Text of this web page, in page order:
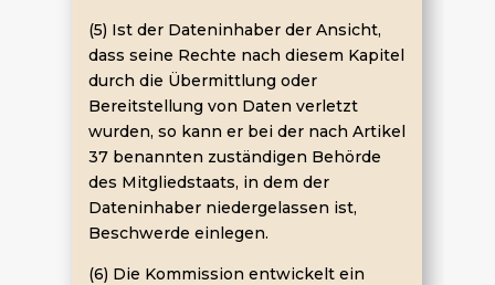
(5) Ist der Dateninhaber der Ansicht,
dass seine Rechte nach diesem Kapitel
durch die Übermittlung oder
Bereitstellung von Daten verletzt
wurden, so kann er bei der nach Artikel
37 benannten zuständigen Behörde
des Mitgliedstaats, in dem der
Dateninhaber niedergelassen ist,
Beschwerde einlegen.
(6) Die Kommission entwickelt ein